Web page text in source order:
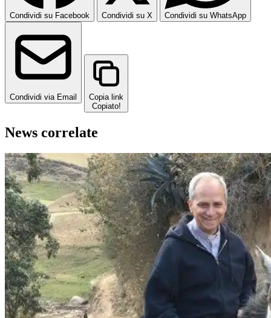
Condividi su Facebook Condividi su X Condividi su WhatsApp
Condividi via Email
Copia link
Copiato!
News correlate